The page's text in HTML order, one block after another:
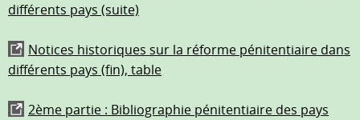
différents pays (suite)
Notices historiques sur la réforme pénitentiaire dans
différents pays (fin), table
2ème partie : Bibliographie pénitentiaire des pays